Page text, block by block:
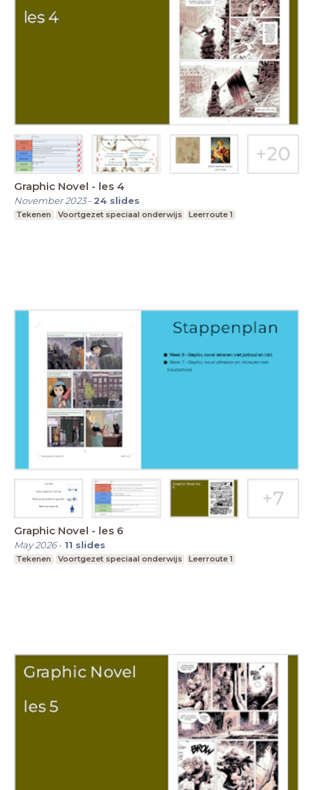
Graphic Novel - les 4
November 2023- 24 slides
Tekenen Voortgezet speciaal onderwijs Leerroute 1
Graphic Novel - les 6
May 2026- 11 slides
Tekenen Voortgezet speciaal onderwijs Leerroute 1